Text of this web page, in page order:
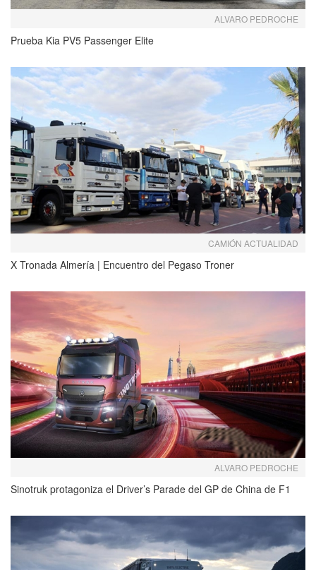
ALVARO PEDROCHE
Prueba Kia PV5 Passenger Elite
CAMIÓN ACTUALIDAD
X Tronada Almería | Encuentro del Pegaso Troner
ALVARO PEDROCHE
Sinotruk protagoniza el Driver’s Parade del GP de China de F1